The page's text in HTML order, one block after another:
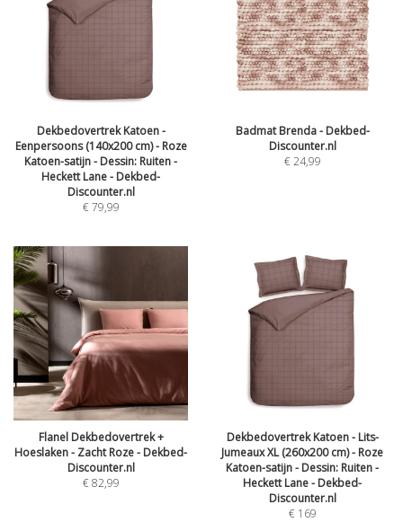
Dekbedovertrek Katoen -
Eenpersoons (140x200 cm) - Roze
Katoen-satijn - Dessin: Ruiten -
Heckett Lane - Dekbed-
Discounter.nl
€79,99
Badmat Brenda - Dekbed-
Discounter.nl
€24,99
Flanel Dekbedovertrek +
Hoeslaken - Zacht Roze - Dekbed-
Discounter.nl
€82,99
Dekbedovertrek Katoen - Lits-
Jumeaux XL (260x200 cm) - Roze
Katoen-satijn - Dessin: Ruiten -
Heckett Lane - Dekbed-
Discounter.nl
€ 169